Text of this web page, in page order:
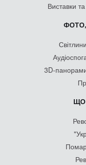
Виставки
ФОТО,
3D-
ЩО